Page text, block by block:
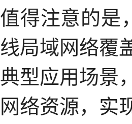
值得注意的是
线局域网络覆
典型应用场景
网络资源，实